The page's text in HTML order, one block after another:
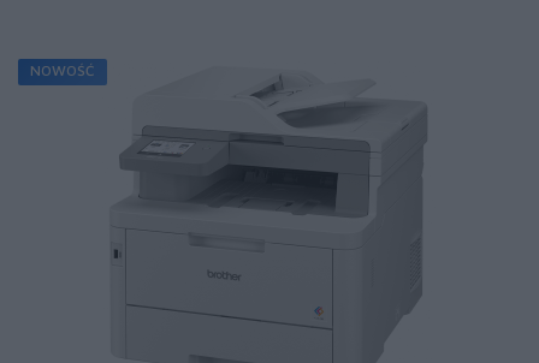
NOWOŚĆ